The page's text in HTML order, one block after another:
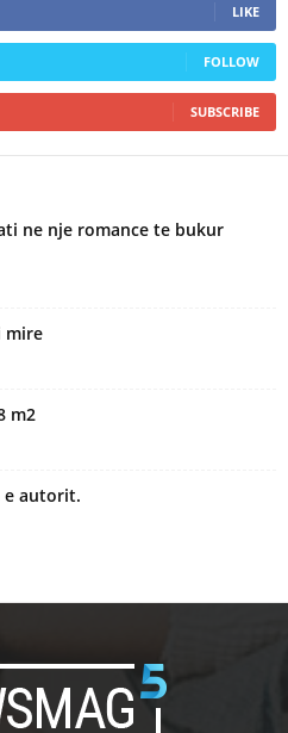
LIKE
FOLLOW
SUBSCRIBE
ne nje romance te bukur
mire
m2
e autorit.